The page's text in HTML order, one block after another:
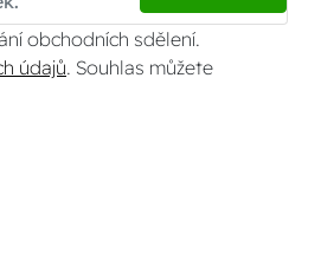
obchodních sdělení.
údajů. Souhlas můžete